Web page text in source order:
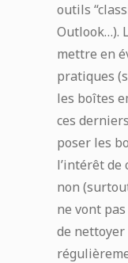
outils
Outlook…).
mettre en
pratiques
les boîtes
ces
poser les
l’intérêt de
non
ne vont
de nettoyer